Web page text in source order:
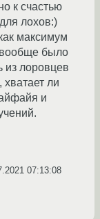
к счастью
лохов:)
максимум
было
из лоровцев
хватает ли
и
07:13:08